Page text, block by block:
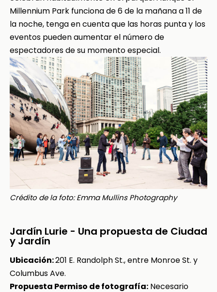
Millennium Park funciona de 6 de la mañana a 11 de
la noche, tenga en cuenta que las horas punta y los
eventos pueden aumentar el número de
espectadores de su momento especial.
Crédito de la foto: Emma Mullins Photography
Jardín Lurie - Una propuesta de Ciudad
y Jardín
Ubicación:201 E. Randolph St., entre Monroe St. y
Columbus Ave.
Propuesta Permiso de fotografía: Necesario